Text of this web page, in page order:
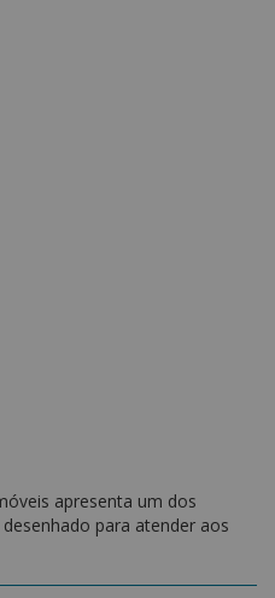
apresenta um dos
para atender aos
marcas e sempre
moderno no mercado.